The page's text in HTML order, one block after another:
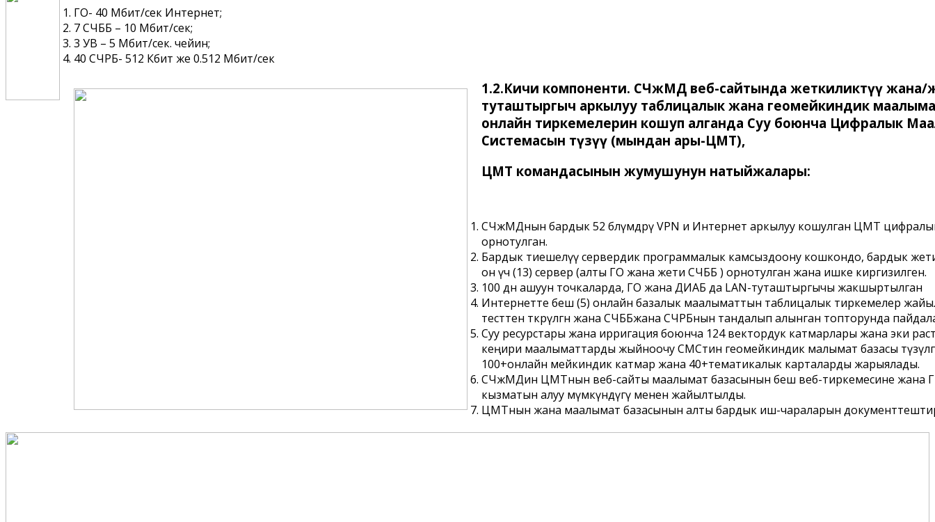
ГО- 40 Мбит/сек Интернет;
7 СЧББ – 10 Мбит/сек;
3 УВ – 5 Мбит/сек. чейин;
40 СЧРБ- 512 Кбит же 0.512 Мбит/сек
1.2.Кичи компоненти. СЧжМД веб-сайтында жеткиликтүү жана/
туташтыргыч аркылуу таблицалык жана геомейкиндик
онлайн тиркемелерин кошуп алганда Суу боюнча Цифралык
Системасын түзүү (мындан ары-ЦМТ),
ЦМТ командасынын жумушунун натыйжалары:
СЧжМДнын бардык 52 бѳлүмдѳрү VPN и Интернет аркылуу кошулган ЦМТ
орнотулган.
Бардык тиешелүү сервердик программалык камсыздоону кошкондо, бардык
он үч (13) сервер (алты ГО жана жети СЧББ ) орнотулган жана ишке киргизилген.
100 дѳн ашуун точкаларда, ГО жана ДИАБ да LAN-туташтыргычы жакшыртылган
Интернетте беш (5) онлайн базалык маалыматтын таблицалык тиркемелер
тесттен ѳткѳрүлгѳн жана СЧББжана СЧРБнын тандалып алынган топторунда
Суу ресурстары жана ирригация боюнча 124 вектордук катмарлары жана эки
кеңири маалыматтарды жыйноочу СМСтин геомейкиндик малымат базасы
100+онлайн мейкиндик катмар жана 40+тематикалык карталарды жарыялады.
СЧжМДин ЦМТнын веб-сайты маалымат базасынын беш веб-тиркемесине жана
кызматын алуу мүмкүндүгү менен жайылтылды.
ЦМТнын жана маалымат базасынын алты бардык иш-чараларын